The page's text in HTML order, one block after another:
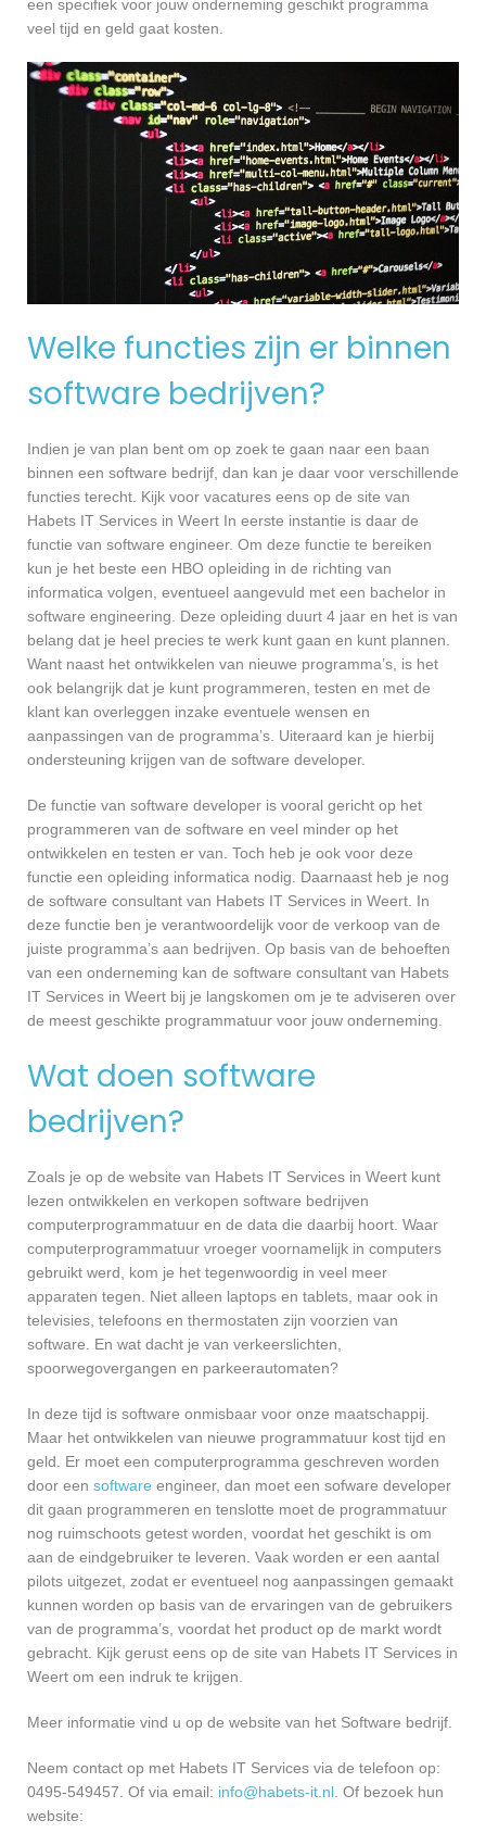
een specifiek voor jouw onderneming geschikt programma
veel tijd en geld gaat kosten.
Welke functies zijn er binnen
software bedrijven?
Indien je van plan bent om op zoek te gaan naar een baan
binnen een software bedrijf, dan kan je daar voor verschillende
functies terecht. Kijk voor vacatures eens op de site van
Habets IT Services in Weert In eerste instantie is daar de
functie van software engineer. Om deze functie te bereiken
kun je het beste een HBO opleiding in de richting van
informatica volgen, eventueel aangevuld met een bachelor in
software engineering. Deze opleiding duurt 4 jaar en het is van
belang dat je heel precies te werk kunt gaan en kunt plannen.
Want naast het ontwikkelen van nieuwe programma’s, is het
ook belangrijk dat je kunt programmeren, testen en met de
klant kan overleggen inzake eventuele wensen en
aanpassingen van de programma’s. Uiteraard kan je hierbij
ondersteuning krijgen van de software developer.
De functie van software developer is vooral gericht op het
programmeren van de software en veel minder op het
ontwikkelen en testen er van. Toch heb je ook voor deze
functie een opleiding informatica nodig. Daarnaast heb je nog
de software consultant van Habets IT Services in Weert. In
deze functie ben je verantwoordelijk voor de verkoop van de
juiste programma’s aan bedrijven. Op basis van de behoeften
van een onderneming kan de software consultant van Habets
IT Services in Weert bij je langskomen om je te adviseren over
de meest geschikte programmatuur voor jouw onderneming.
Wat doen software
bedrijven?
Zoals je op de website van Habets IT Services in Weert kunt
lezen ontwikkelen en verkopen software bedrijven
computerprogrammatuur en de data die daarbij hoort. Waar
computerprogrammatuur vroeger voornamelijk in computers
gebruikt werd, kom je het tegenwoordig in veel meer
apparaten tegen. Niet alleen laptops en tablets, maar ook in
televisies, telefoons en thermostaten zijn voorzien van
software. En wat dacht je van verkeerslichten,
spoorwegovergangen en parkeerautomaten?
In deze tijd is software onmisbaar voor onze maatschappij.
Maar het ontwikkelen van nieuwe programmatuur kost tijd en
geld. Er moet een computerprogramma geschreven worden
door een software engineer, dan moet een sofware developer
dit gaan programmeren en tenslotte moet de programmatuur
nog ruimschoots getest worden, voordat het geschikt is om
aan de eindgebruiker te leveren. Vaak worden er een aantal
pilots uitgezet, zodat er eventueel nog aanpassingen gemaakt
kunnen worden op basis van de ervaringen van de gebruikers
van de programma’s, voordat het product op de markt wordt
gebracht. Kijk gerust eens op de site van Habets IT Services in
Weert om een indruk te krijgen.
Meer informatie vind u op de website van het Software bedrijf.
Neem contact op met Habets IT Services via de telefoon op:
0495-549457. Of via email: info@habets-it.nl . Of bezoek hun
website: